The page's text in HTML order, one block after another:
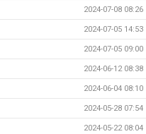
2024-07-08 08:26
2024-07-05 14:53
2024-07-05 09:00
2024-06-12 08:38
2024-06-04 08:10
2024-05-28 07:54
2024-05-22 08:04